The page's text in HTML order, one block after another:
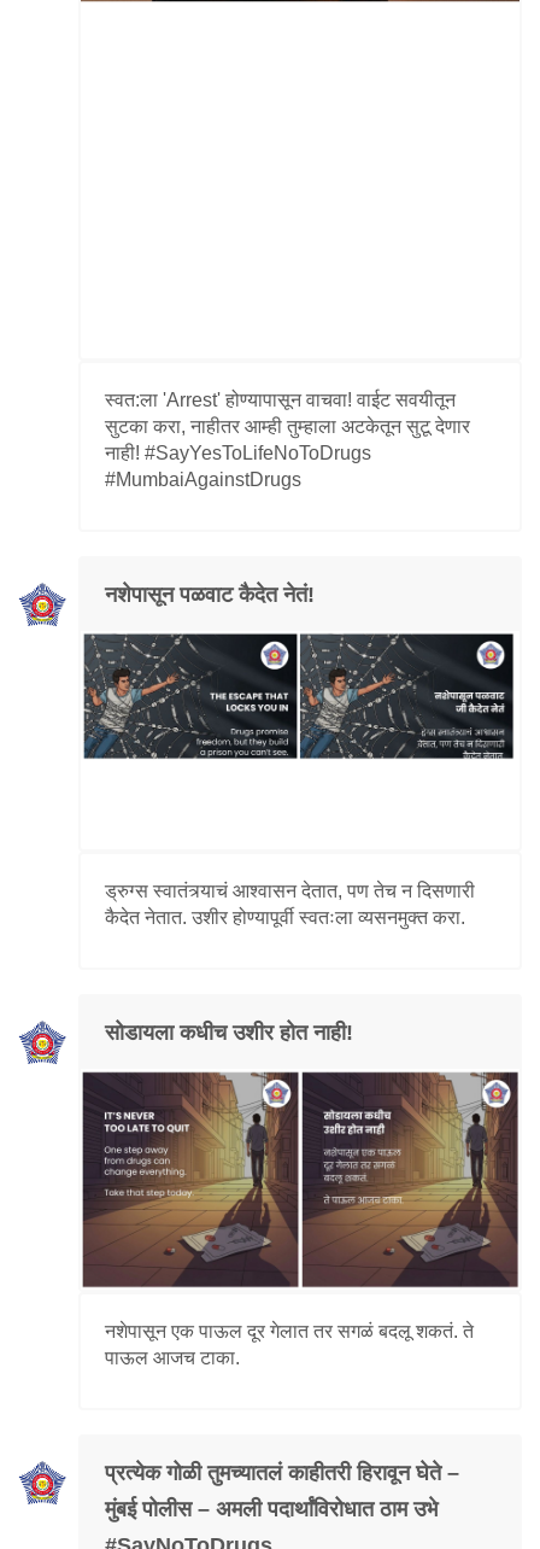
स्वत:ला 'Arrest' होण्यापासून वाचवा! वाईट सवयीतून
सुटका करा, नाहीतर आम्ही तुम्हाला अटकेतून सुटू देणार
नाही! #SayYesToLifeNoToDrugs
#MumbaiAgainstDrugs
नशेपासून पळवाट कैदेत नेतं!
ड्रुग्स स्वातंत्र्याचं आश्वासन देतात, पण तेच न दिसणारी
कैदेत नेतात. उशीर होण्यापूर्वी स्वतःला व्यसनमुक्त करा.
सोडायला कधीच उशीर होत नाही!
नशेपासून एक पाऊल दूर गेलात तर सगळं बदलू शकतं. ते
पाऊल आजच टाका.
प्रत्येक गोळी तुमच्यातलं काहीतरी हिरावून घेते –
मुंबई पोलीस – अमली पदार्थांविरोधात ठाम उभे